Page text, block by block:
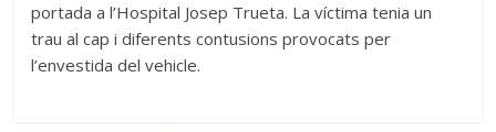
portada a l’Hospital Josep Trueta. La víctima tenia un
trau al cap i diferents contusions provocats per
l’envestida del vehicle.